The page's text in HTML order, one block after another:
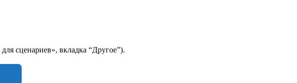
сценариев», вкладка “Другое”).